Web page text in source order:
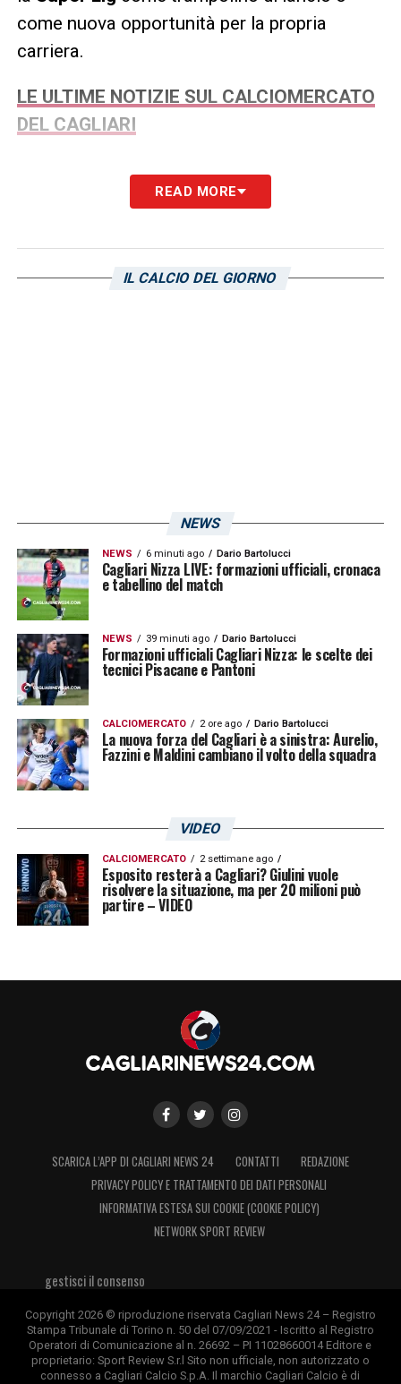
come nuova opportunità per la propria
carriera.
LE ULTIME NOTIZIE SUL CALCIOMERCATO
DEL CAGLIARI
LA PLAYLIST DELLE NOSTRE TOP NEWS
READ MORE
IL CALCIO DEL GIORNO
NEWS
NEWS 6 minuti ago Dario Bartolucci
Cagliari Nizza LIVE: formazioni ufficiali, cronaca
e tabellino del match
NEWS 39 minuti ago Dario Bartolucci
Formazioni ufficiali Cagliari Nizza: le scelte dei
tecnici Pisacane e Pantoni
CALCIOMERCATO 2 ore ago Dario Bartolucci
La nuova forza del Cagliari è a sinistra: Aurelio,
Fazzini e Maldini cambiano il volto della squadra
VIDEO
CALCIOMERCATO 2 settimane ago
Esposito resterà a Cagliari? Giulini vuole
risolvere la situazione, ma per 20 milioni può
partire – VIDEO
SCARICA L’APP DI CAGLIARI NEWS 24 CONTATTI
REDAZIONE
PRIVACY POLICY E TRATTAMENTO DEI DATI PERSONALI
INFORMATIVA ESTESA SUI COOKIE (COOKIE POLICY)
NETWORK SPORT REVIEW
gestisci il consenso
Copyright 2026 © riproduzione riservata Cagliari News 24 – Registro
Stampa Tribunale di Torino n. 50 del 07/09/2021 - Iscritto al Registro
Operatori di Comunicazione al n. 26692 – PI 11028660014 Editore e
proprietario: Sport Review S.r.l Sito non ufficiale, non autorizzato o
connesso a Cagliari Calcio S.p.A. Il marchio Cagliari Calcio è di